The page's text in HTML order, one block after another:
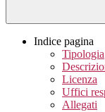
Indice pagina
Tipologia
Licenza
Uffici
Allegati